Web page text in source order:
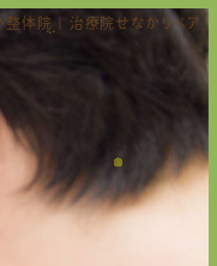
体院 | 治療院せなかリペア